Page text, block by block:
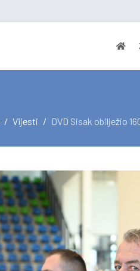
Vijesti DVD Sisak obilježio